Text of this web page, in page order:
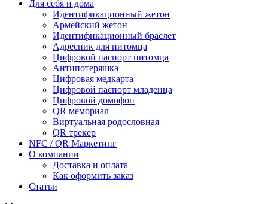
Для себя и дома
Идентификационный жетон
Армейский жетон
Идентификационный браслет
Адресник для питомца
Цифровой паспорт питомца
Антипотеряшка
Цифровая медкарта
Цифровой паспорт младенца
Цифровой домофон
QR мемориал
Виртуальная родословная
QR трекер
NFC / QR Маркетинг
О компании
Доставка и оплата
Как оформить заказ
Статьи